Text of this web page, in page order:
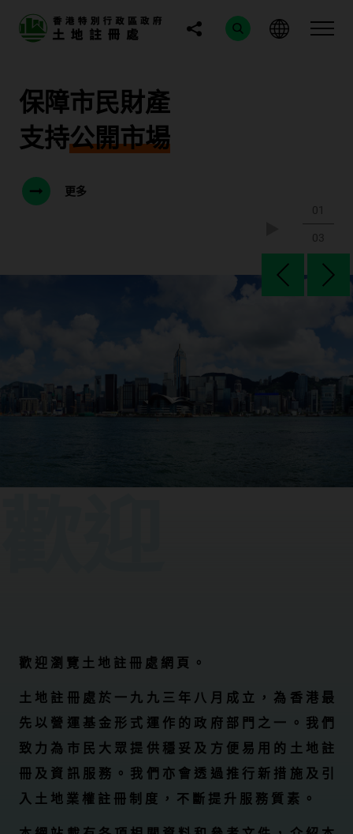
保障市民財產
支持公開市場
更多
01
03
歡 迎 瀏 覽 土 地 註 冊 處 網 頁 。
土 地 註 冊 處 於 一 九 九 三 年 八 月 成 立 ， 為 香 港 最
先 以 營 運 基 金 形 式 運 作 的 政 府 部 門 之 一 。 我 們
致 力 為 市 民 大 眾 提 供 穩 妥 及 方 便 易 用 的 土 地 註
冊 及 資 訊 服 務 。 我 們 亦 會 透 過 推 行 新 措 施 及 引
入 土 地 業 權 註 冊 制 度 ， 不 斷 提 升 服 務 質 素 。